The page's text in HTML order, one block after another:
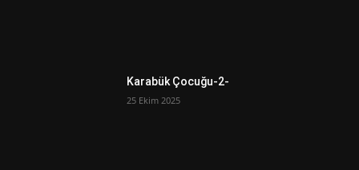
Karabük Çocuğu-2-
25 Ekim 2025